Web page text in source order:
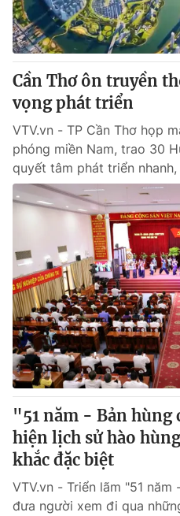
Cần Thơ ôn truyền
vọng phát triển
VTV.vn - TP Cần Thơ họp
phóng miền Nam, trao 30
quyết tâm phát triển
"51 năm - Bản
hiện lịch sử hào
khắc đặc biệt
VTV.vn - Triển lãm "51
đưa người xem đi qua